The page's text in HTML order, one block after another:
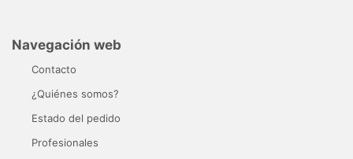
Navegación web
Contacto
¿Quiénes somos?
Estado del pedido
Profesionales